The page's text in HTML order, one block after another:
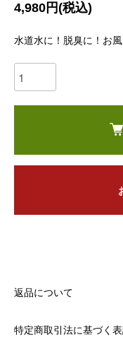
4,980円(税込)
水道水に！脱臭に！お
返品について
特定商取引法に基づく